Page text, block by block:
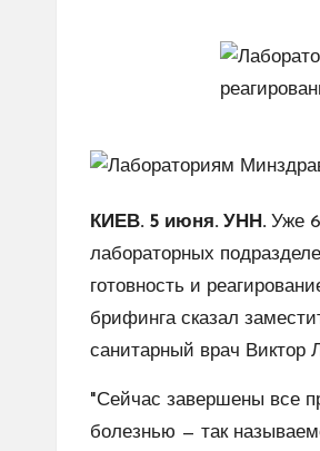
КИЕВ. 5 июня. УНН.Уже
лабораторных
готовность и
брифинга сказал
санитарный врач Виктор
"Сейчас завершены все
болезнью — так